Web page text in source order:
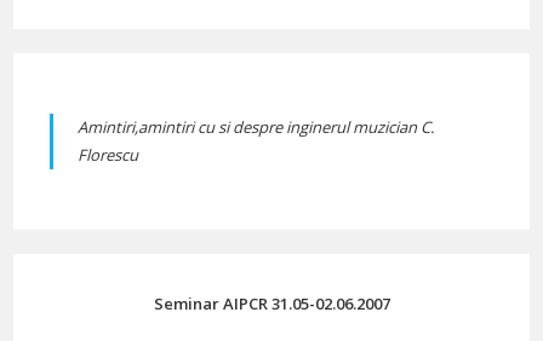
Amintiri,amintiri cu si despre inginerul muzician C.
Florescu
Seminar AIPCR 31.05-02.06.2007